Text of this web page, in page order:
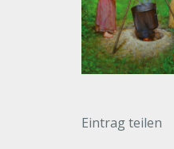
Eintrag teilen